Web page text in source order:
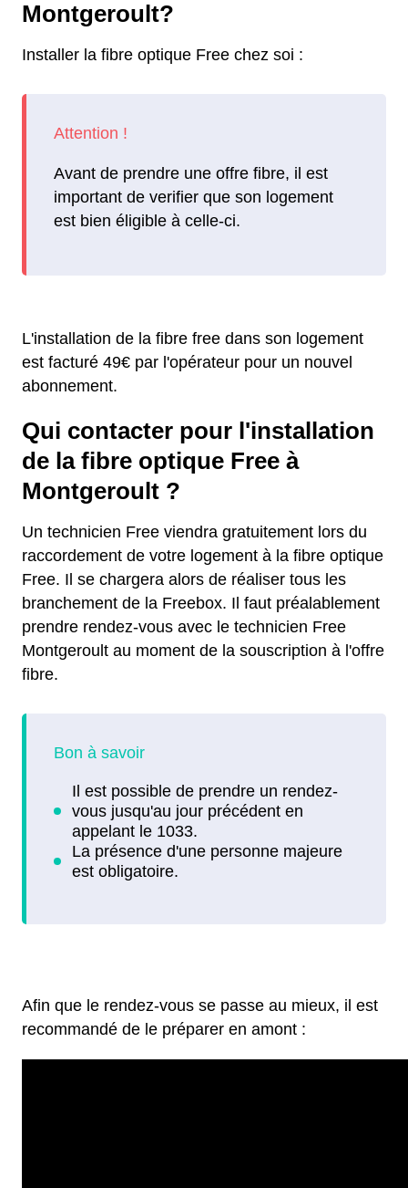
Montgeroult?
Installer la fibre optique Free chez soi :
Avant de prendre une offre fibre, il est
important de verifier que son logement
est bien éligible à celle-ci.
L'installation de la fibre free dans son logement
est facturé 49€ par l'opérateur pour un nouvel
abonnement.
Qui contacter pour l'installation
de la fibre optique Free à
Montgeroult ?
Un technicien Free viendra gratuitement lors du
raccordement de votre logement à la fibre optique
Free. Il se chargera alors de réaliser tous les
branchement de la Freebox. Il faut préalablement
prendre rendez-vous avec le technicien Free
Montgeroult au moment de la souscription à l'offre
fibre.
Afin que le rendez-vous se passe au mieux, il est
recommandé de le préparer en amont :